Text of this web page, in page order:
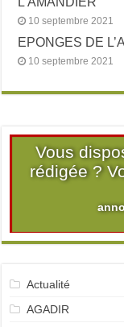
10 septembre 2021
EPONGES DE
10 septembre 2021
Vous
rédigée ?
Actualité
AGADIR